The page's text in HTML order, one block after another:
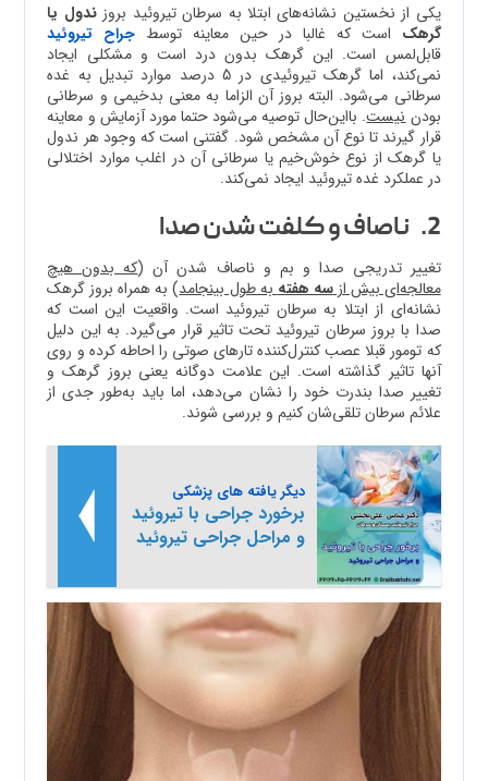
یکی از نخستین نشانه‌های ابتلا به سرطان تیروئید بروز ندول یا
گرهک است که غالبا در حین معاینه توسط جراح تیروئید
قابل‌لمس است. این گرهک بدون درد است و مشکلی ایجاد
نمی‌کند، اما گرهک تیروئیدی در 5 درصد موارد تبدیل به غده
سرطانی می‌شود. البته بروز آن الزاما به معنی بدخیمی و سرطانی
بودننیست. بااین‌حال توصیه می‌شود حتما مورد آزمایش و معاینه
قرار گیرند تا نوع آن مشخص شود. گفتنی است که وجود هر ندول
یا گرهک از نوع خوش‌خیم یا سرطانی آن در اغلب موارد اختلالی
در عملکرد غده تیروئید ایجاد نمی‌کند.
2. ناصاف و کلفت شدن صدا
تغییر تدریجی صدا و بم و ناصاف شدن آن (که بدون هیچ
معالجه‌ای بیش ازسه هفتهبه طول بینجامد) به همراه بروز گرهک
نشانه‌ای از ابتلا به سرطان تیروئید است. واقعیت این است که
صدا با بروز سرطان تیروئید تحت تاثیر قرار می‌گیرد. به این دلیل
که تومور قبلا عصب کنترل‌کننده تارهای صوتی را احاطه کرده و روی
آنها تاثیر گذاشته است. این علامت دوگانه یعنی بروز گرهک و
تغییر صدا بندرت خود را نشان می‌دهد، اما باید به‌طور جدی از
علائم سرطان تلقی‌شان کنیم و بررسی شوند.
دیگر یافته های پزشکی
برخورد جراحی با تیروئید
و مراحل جراحی تیروئید